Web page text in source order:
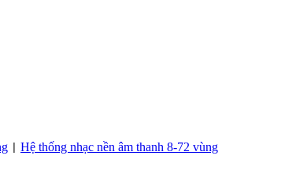
Hệ thống nhạc nền âm thanh 8-72 vùng